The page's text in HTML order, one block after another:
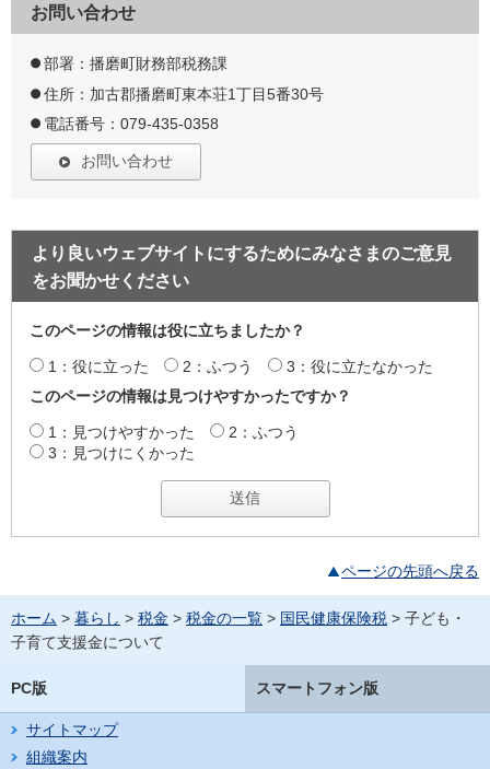
お問い合わせ
部署：播磨町財務部税務課
住所：加古郡播磨町東本荘1丁目5番30号
電話番号：079-435-0358
お問い合わせ
より良いウェブサイトにするためにみなさまのご意見
をお聞かせください
このページの情報は役に立ちましたか？
1：役に立った 2：ふつう
3：役に立たなかった
このページの情報は見つけやすかったですか？
1：見つけやすかった
2：ふつう
3：見つけにくかった
ページの先頭へ戻る
ホーム > 暮らし > 税金 > 税金の一覧 > 国民健康保険税 > 子ども・
子育て支援金について
PC版 スマートフォン版
サイトマップ
組織案内